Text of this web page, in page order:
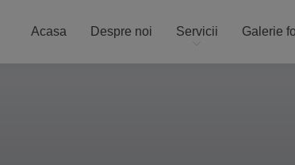
Acasa Despre noi Servicii Galerie